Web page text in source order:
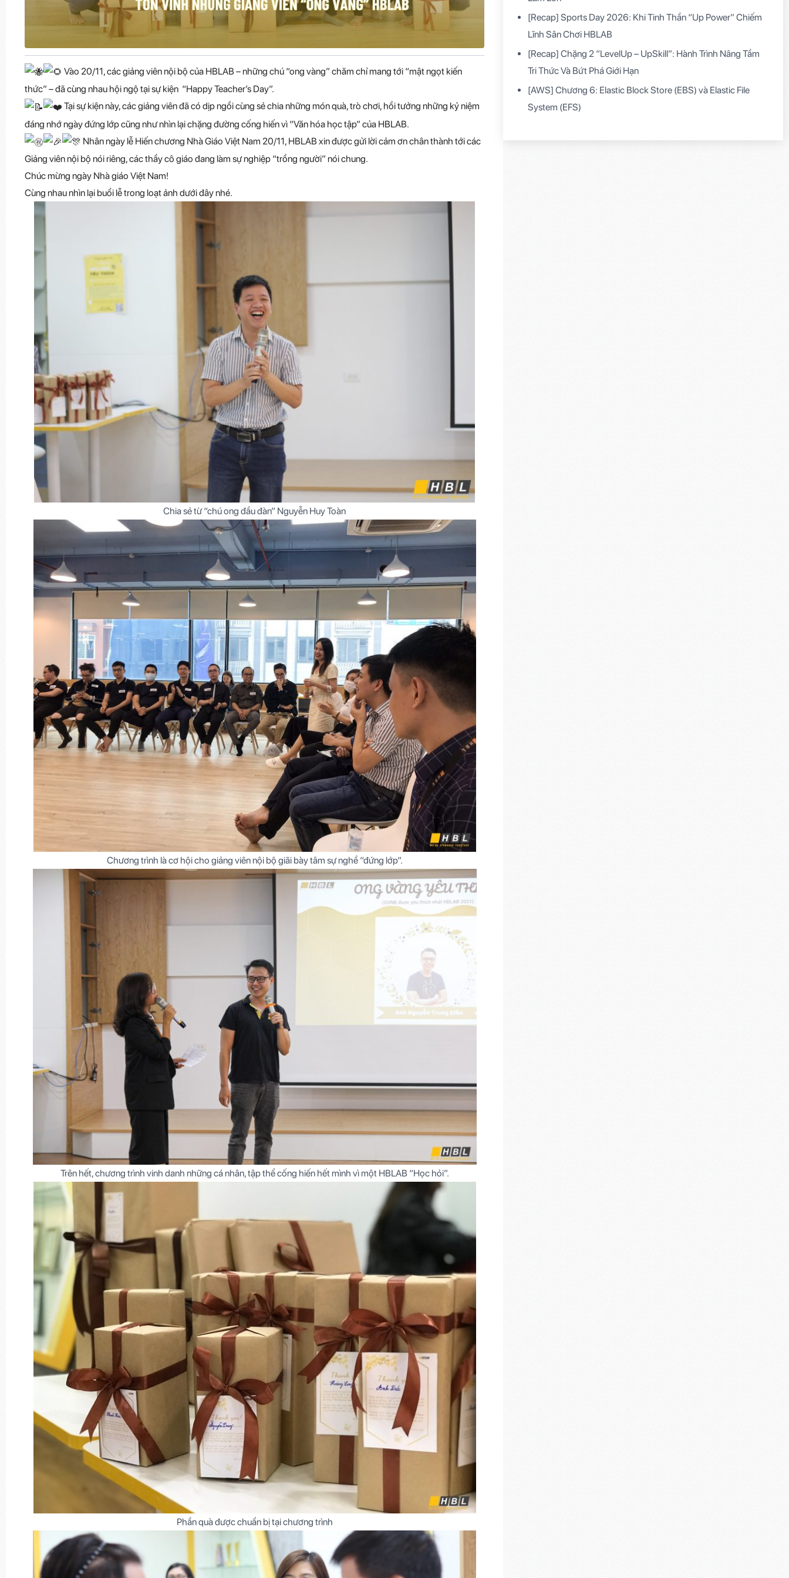
Vào 20/11, các giảng viên nội bộ của HBLAB – những chú “ong vàng” chăm chỉ mang tới “mật ngọt kiến
thức” – đã cùng nhau hội ngộ tại sự kiện “Happy Teacher’s Day”.
Tại sự kiện này, các giảng viên đã có dịp ngồi cùng sẻ chia những món quà, trò chơi, hồi tưởng những kỷ niệm
đáng nhớ ngày đứng lớp cũng như nhìn lại chặng đường cống hiến vì “Văn hóa học tập” của HBLAB.
Nhân ngày lễ Hiến chương Nhà Giáo Việt Nam 20/11, HBLAB xin được gửi lời cảm ơn chân thành tới các
Giảng viên nội bộ nói riêng, các thầy cô giáo đang làm sự nghiệp “trồng người” nói chung.
Chúc mừng ngày Nhà giáo Việt Nam!
Cùng nhau nhìn lại buổi lễ trong loạt ảnh dưới đây nhé.
Chia sẻ từ “chú ong đầu đàn” Nguyễn Huy Toàn
Chương trình là cơ hội cho giảng viên nội bộ giãi bày tâm sự nghề “đứng lớp”.
Trên hết, chương trình vinh danh những cá nhân, tập thể cống hiến hết mình vì một HBLAB “Học hỏi”.
Phần quà được chuẩn bị tại chương trình
[Recap] Sports Day 2026: Khi Tinh Thần “Up Power” Chiếm
Lĩnh Sân Chơi HBLAB
[Recap] Chặng 2 “LevelUp – UpSkill”: Hành Trình Nâng Tầm
Tri Thức Và Bứt Phá Giới Hạn
[AWS] Chương 6: Elastic Block Store (EBS) và Elastic File
System (EFS)